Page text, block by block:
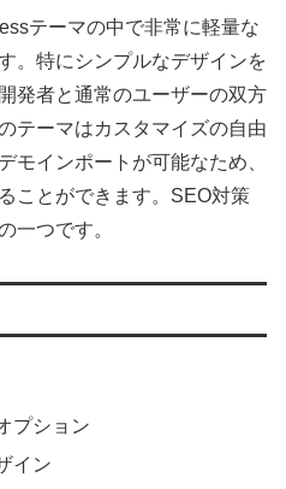
テーマの中で非常に軽量な
。特にシンプルなデザインを
発者と通常のユーザーの双方
テーマはカスタマイズの自由
モインポートが可能なため、
ことができます。SEO対策
一つです。
プション
イン